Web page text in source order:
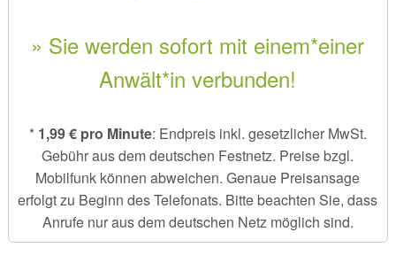
» Sie werden sofort mit einem*einer
Anwält*in verbunden!
* 1,99 € pro Minute: Endpreis inkl. gesetzlicher MwSt.
Gebühr aus dem deutschen Festnetz. Preise bzgl.
Mobilfunk können abweichen. Genaue Preisansage
erfolgt zu Beginn des Telefonats. Bitte beachten Sie, dass
Anrufe nur aus dem deutschen Netz möglich sind.